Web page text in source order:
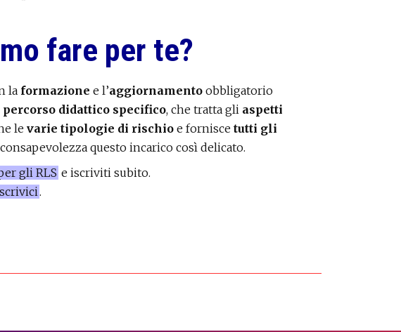
fare per te?
la formazione e l’aggiornamento obbligatorio
percorso didattico specifico, che tratta gli aspetti
le varie tipologie di rischio e fornisce tutti gli
questo incarico così delicato.
gli RLS e iscriviti subito.
scrivici.